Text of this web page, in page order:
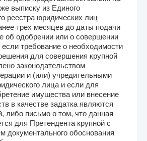
выписку из Единого
реестра юридических лиц
трех месяцев до даты подачи
об одобрении или о совершении
если требование о необходимости
для совершения крупной
законодательством
и (или) учредительными
лица и если для
имущества или внесение
в качестве задатка являются
либо письмо о том, что данная
для Претендента крупной с
документального обоснования